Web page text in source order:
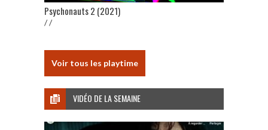
Psychonauts 2 (2021)
/ /
Voir tous les playtime
VIDÉO DE LA SEMAINE